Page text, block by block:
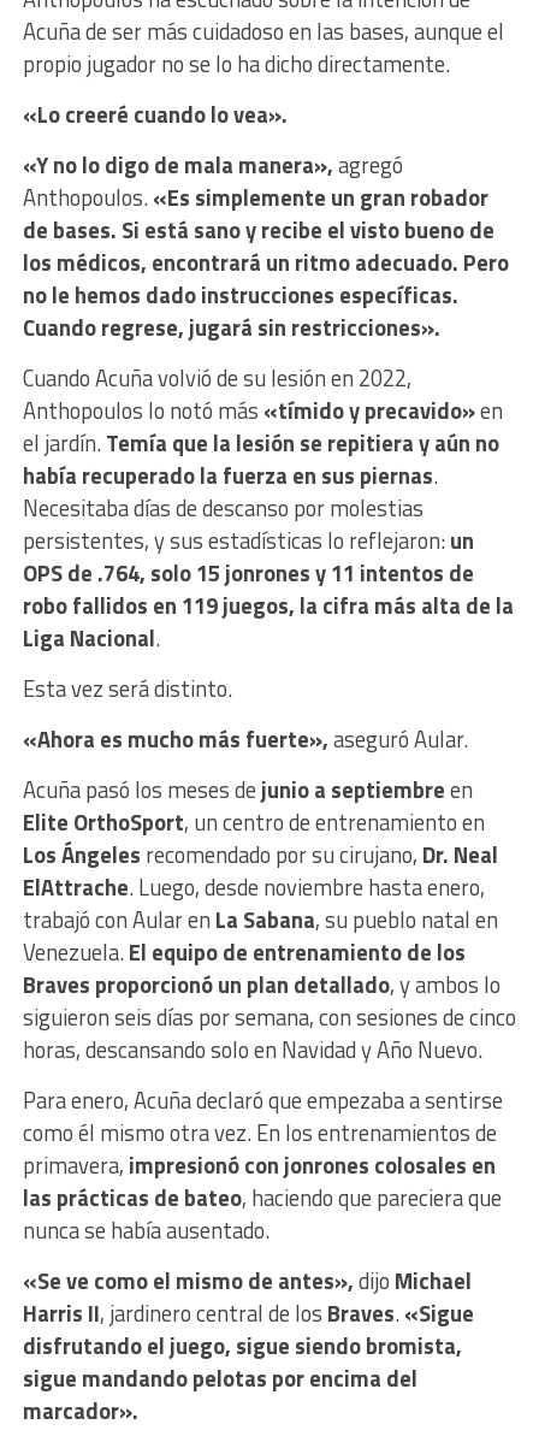
Acuña de ser más cuidadoso en las bases, aunque el
propio jugador no se lo ha dicho directamente.
«Lo creeré cuando lo vea».
«Y no lo digo de mala manera»,agregó
Anthopoulos.«Es simplemente un gran robador
de bases. Si está sano y recibe el visto bueno de
los médicos, encontrará un ritmo adecuado. Pero
no le hemos dado instrucciones específicas.
Cuando regrese, jugará sin restricciones».
Cuando Acuña volvió de su lesión en 2022,
Anthopoulos lo notó más «tímido y precavido»en
el jardín.Temía que la lesión se repitiera y aún no
había recuperado la fuerza en sus piernas.
Necesitaba días de descanso por molestias
persistentes, y sus estadísticas lo reflejaron:un
OPS de .764, solo 15 jonrones y 11 intentos de
robo fallidos en 119 juegos, la cifra más alta de la
Liga Nacional.
Esta vez será distinto.
«Ahora es mucho más fuerte»,aseguró Aular.
Acuña pasó los meses de junio a septiembreen
Elite OrthoSport, un centro de entrenamiento en
Los Ángeles recomendado por su cirujano, Dr. Neal
ElAttrache. Luego, desde noviembre hasta enero,
trabajó con Aular en La Sabana, su pueblo natal en
Venezuela.El equipo de entrenamiento de los
Braves proporcionó un plan detallado, y ambos lo
siguieron seis días por semana, con sesiones de cinco
horas, descansando solo en Navidad y Año Nuevo.
Para enero, Acuña declaró que empezaba a sentirse
como él mismo otra vez. En los entrenamientos de
primavera, impresionó con jonrones colosales en
las prácticas de bateo, haciendo que pareciera que
nunca se había ausentado.
«Se ve como el mismo de antes»,dijo Michael
Harris II, jardinero central de los Braves.«Sigue
disfrutando el juego, sigue siendo bromista,
sigue mandando pelotas por encima del
marcador».